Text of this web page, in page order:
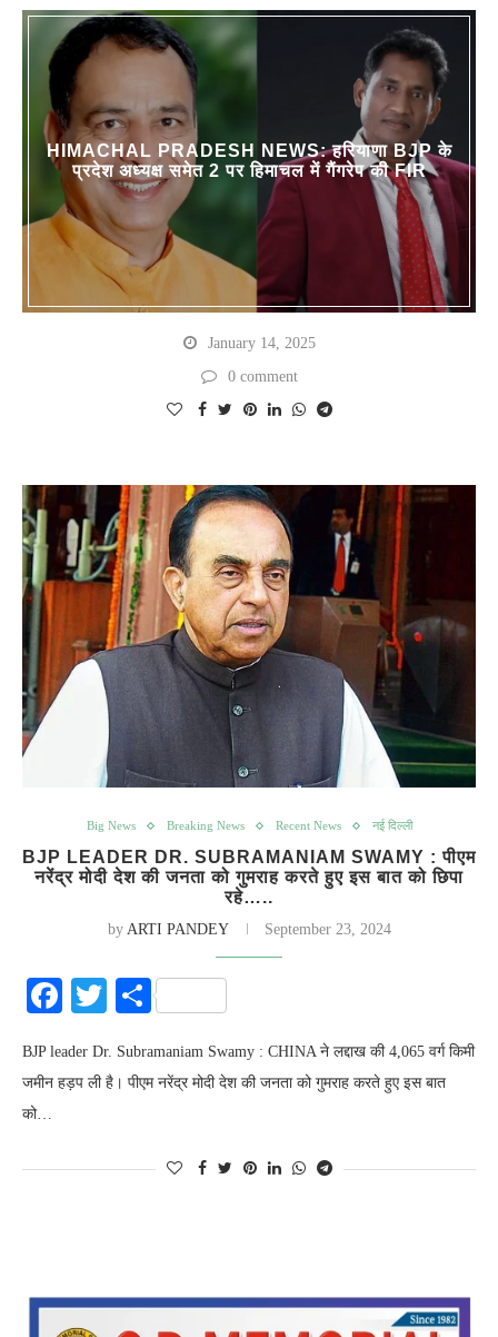
HIMACHAL PRADESH NEWS: हरियाणा BJP के
प्रदेश अध्यक्ष समेत 2 पर हिमाचल में गैंगरेप की FIR
January 14, 2025
0 comment
Big News Breaking News Recent News नई दिल्ली
BJP LEADER DR. SUBRAMANIAM SWAMY : पीएम
नरेंद्र मोदी देश की जनता को गुमराह करते हुए इस बात को छिपा
रहे…..
by ARTI PANDEY September 23, 2024
Facebook
Twitter
Share
BJP leader Dr. Subramaniam Swamy : CHINA ने लद्दाख की 4,065 वर्ग किमी
जमीन हड़प ली है। पीएम नरेंद्र मोदी देश की जनता को गुमराह करते हुए इस बात
को…